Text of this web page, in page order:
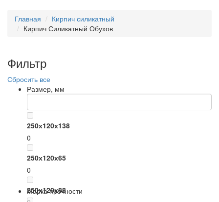
Главная
Кирпич силикатный
Кирпич Силикатный Обухов
Фильтр
Сбросить все
Размер, мм
250х120х138
0
250х120х65
0
250х120х88
Марка прочности